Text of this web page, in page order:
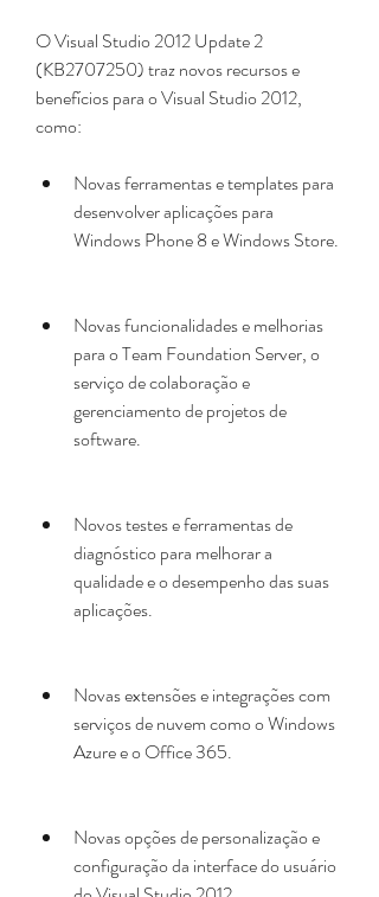
O Visual Studio 2012 Update 2
(KB2707250) traz novos recursos e
benefícios para o Visual Studio 2012,
como:
Novas ferramentas e templates para
desenvolver aplicações para
Windows Phone 8 e Windows Store.
Novas funcionalidades e melhorias
para o Team Foundation Server, o
serviço de colaboração e
gerenciamento de projetos de
software.
Novos testes e ferramentas de
diagnóstico para melhorar a
qualidade e o desempenho das suas
aplicações.
Novas extensões e integrações com
serviços de nuvem como o Windows
Azure e o Office 365.
Novas opções de personalização e
configuração da interface do usuário